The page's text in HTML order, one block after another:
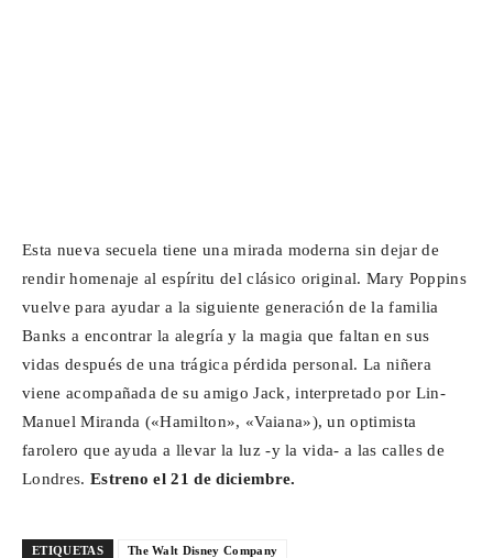
Esta nueva secuela tiene una mirada moderna sin dejar de
rendir homenaje al espíritu del clásico original. Mary Poppins
vuelve para ayudar a la siguiente generación de la familia
Banks a encontrar la alegría y la magia que faltan en sus
vidas después de una trágica pérdida personal. La niñera
viene acompañada de su amigo Jack, interpretado por Lin-
Manuel Miranda («Hamilton», «Vaiana»), un optimista
farolero que ayuda a llevar la luz -y la vida- a las calles de
Londres. Estreno el 21 de diciembre.
ETIQUETAS The Walt Disney Company